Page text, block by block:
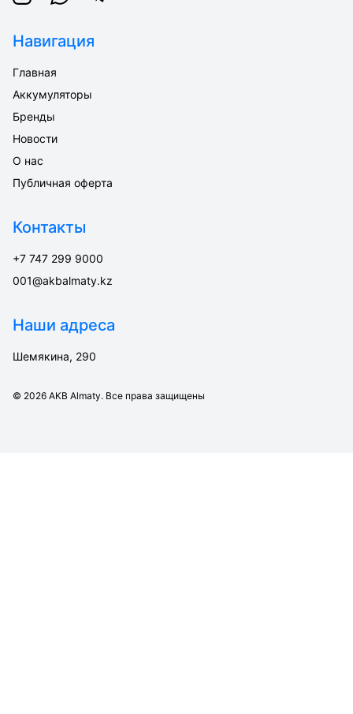
Навигация
Главная
Аккумуляторы
Бренды
Новости
О нас
Публичная оферта
Контакты
+7 747 299 9000
001@akbalmaty.kz
Наши адреса
Шемякина, 290
© 2026 AKB Almaty. Все права защищены